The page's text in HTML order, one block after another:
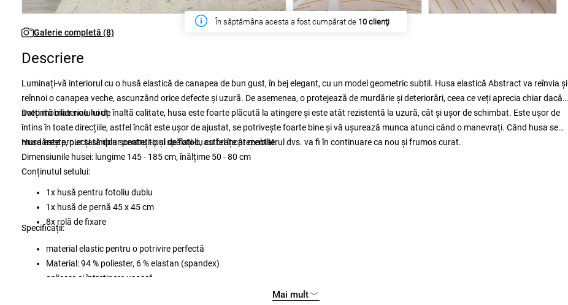
În săptămâna acesta a fost cumpărat de 10 clienţi
Galerie completă (8)
Descriere
Luminați-vă interiorul cu o husă elastică de canapea de bun gust, în bej elegant, cu un model geometric subtil. Husa elastică Abstract va reînvia și
reînnoi o canapea veche, ascunzând orice defecte și uzură. De asemenea, o protejează de murdărie și deteriorări, ceea ce veți aprecia chiar dacă
aveți mobilier nou-nouț.
Datorită materialului de înaltă calitate, husa este foarte plăcută la atingere și este atât rezistentă la uzură, cât și ușor de schimbat. Este ușor de
întins în toate direcțiile, astfel încât este ușor de ajustat, se potrivește foarte bine și vă ușurează munca atunci când o manevrați. Când husa se
murdărește, pur și simplu scoateți-o și spălați-o, astfel încât mobilierul dvs. va fi în continuare ca nou și frumos curat.
Husa este proiectată doar pentru tipul de fotoliu cu brațe prezentat.
Dimensiunile husei: lungime 145 - 185 cm, înălțime 50 - 80 cm
Conținutul setului:
1x husă pentru fotoliu dublu
1x husă de pernă 45 x 45 cm
8x rolă de fixare
Specificații:
material elastic pentru o potrivire perfectă
Material: 94 % poliester, 6 % elastan (spandex)
aplicare și întreținere ușoară
se poate spăla la mașină la max. 30 °C, nu se usucă cu tambur, nu se calcă
Mai mult